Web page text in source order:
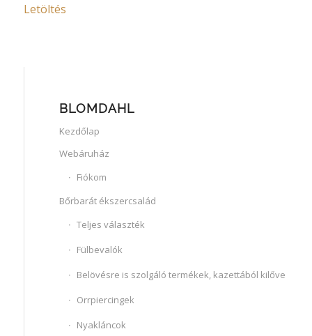
Letöltés
BLOMDAHL
Kezdőlap
Webáruház
Fiókom
Bőrbarát ékszercsalád
Teljes választék
Fülbevalók
Belövésre is szolgáló termékek, kazettából kilőve
Orrpiercingek
Nyakláncok